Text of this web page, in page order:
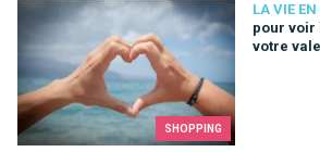
SHOPPING
LA VIE EN
pour voir
votre
Quel cadeau pour voir la vie en rose